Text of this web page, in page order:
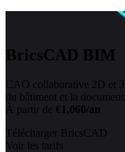
BricsCAD BIM
CAO collaborative 2D et
du bâtiment et la
À partir de €1,060/an
Télécharger BricsCAD
Voir les tarifs